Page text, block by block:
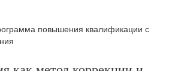
повышения квалификации с